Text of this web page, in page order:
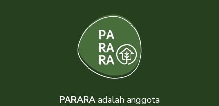
PARARAadalah anggota